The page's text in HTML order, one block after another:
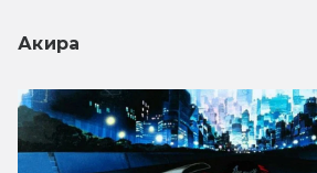
Акира